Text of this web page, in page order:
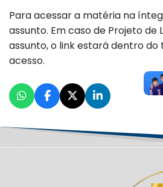
Para acessar a matéria na
assunto. Em caso de Projeto de
assunto, o link estará dentro do
acesso.